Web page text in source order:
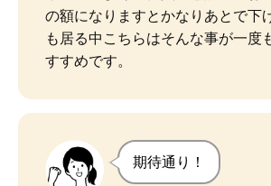
の額になりますとかなりあとで下
も居る中こちらはそんな事が一度
すすめです。
期待通り！